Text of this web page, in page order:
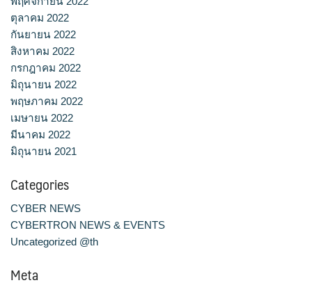
ตุลาคม 2022
กันยายน 2022
สิงหาคม 2022
กรกฎาคม 2022
มิถุนายน 2022
พฤษภาคม 2022
เมษายน 2022
มีนาคม 2022
มิถุนายน 2021
Categories
CYBER NEWS
CYBERTRON NEWS & EVENTS
Uncategorized @th
Meta